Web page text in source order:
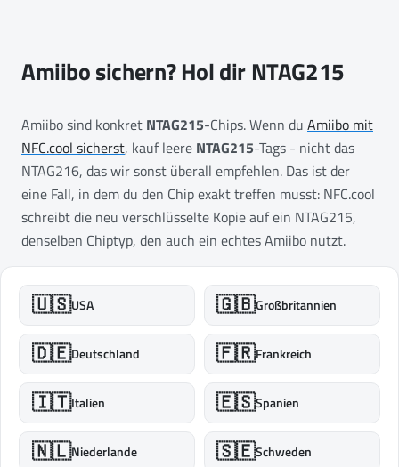
Amiibo sichern? Hol dir NTAG215
Amiibo sind konkret NTAG215-Chips. Wenn du Amiibo mit
NFC.cool sicherst, kauf leere NTAG215-Tags - nicht das
NTAG216, das wir sonst überall empfehlen. Das ist der
eine Fall, in dem du den Chip exakt treffen musst: NFC.cool
schreibt die neu verschlüsselte Kopie auf ein NTAG215,
denselben Chiptyp, den auch ein echtes Amiibo nutzt.
🇺🇸USA 🇬🇧Großbritannien
🇩🇪Deutschland 🇫🇷Frankreich
🇮🇹Italien 🇪🇸Spanien
🇳🇱Niederlande 🇸🇪Schweden